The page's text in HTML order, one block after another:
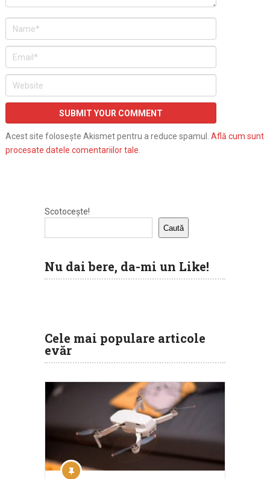
Acest site folosește Akismet pentru a reduce spamul. Află cum sunt
procesate datele comentariilor tale
Scotocește!
Caută
Nu dai bere, da-mi un Like!
Cele mai populare articole
evăr